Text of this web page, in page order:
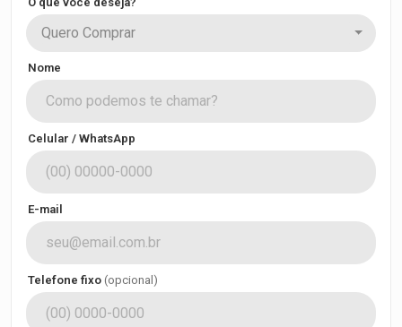
Quero Comprar
Nome
Celular / WhatsApp
E-mail
Telefone fixo (opcional)